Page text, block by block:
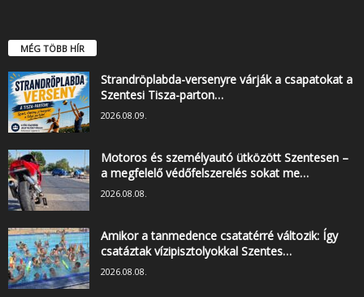
MÉG TÖBB HÍR
Strandröplabda-versenyre várják a csapatokat a
Szentesi Tisza-parton…
2026.08.09.
Motoros és személyautó ütközött Szentesen –
a megfelelő védőfelszerelés sokat me…
2026.08.08.
Amikor a tanmedence csatatérré változik: Így
csatáztak vízipisztolyokkal Szentes…
2026.08.08.